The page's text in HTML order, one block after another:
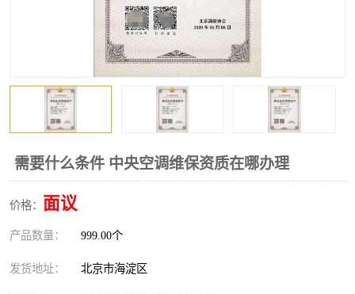
需要什么条件 中央空调维保资质在哪办理
价格： 面议
产品数量： 999.00个
发货地址： 北京市海淀区